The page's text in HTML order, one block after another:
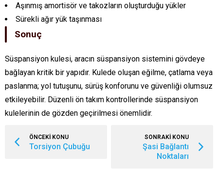
Aşınmış amortisör ve takozların oluşturduğu yükler
Sürekli ağır yük taşınması
Sonuç
Süspansiyon kulesi, aracın süspansiyon sistemini gövdeye
bağlayan kritik bir yapıdır. Kulede oluşan eğilme, çatlama veya
paslanma; yol tutuşunu, sürüş konforunu ve güvenliği olumsuz
etkileyebilir. Düzenli ön takım kontrollerinde süspansiyon
kulelerinin de gözden geçirilmesi önemlidir.
ÖNCEKİ KONU
Torsiyon Çubuğu
SONRAKİ KONU
Şasi Bağlantı
Noktaları